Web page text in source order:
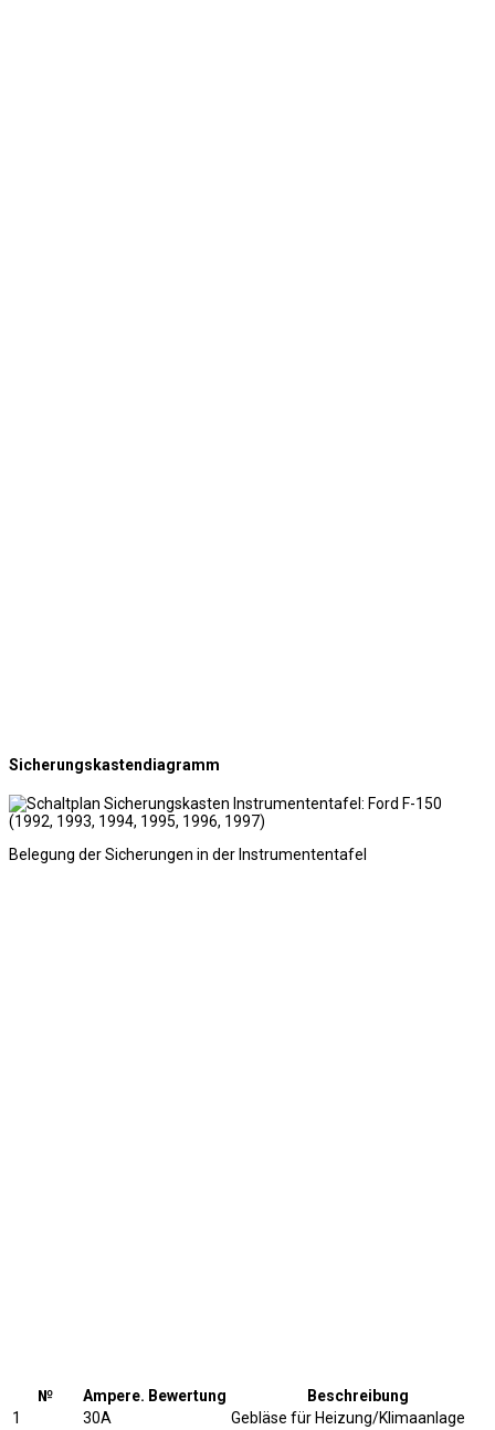
Sicherungskastendiagramm
Belegung der Sicherungen in der Instrumententafel
№ Ampere. Bewertung
Beschreibung
1
30A
Gebläse für Heizung/Klimaanlage